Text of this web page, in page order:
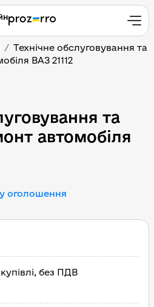
Технічне обслуговування та
ВАЗ 21112
та
автомобіля
оголошення
без ПДВ